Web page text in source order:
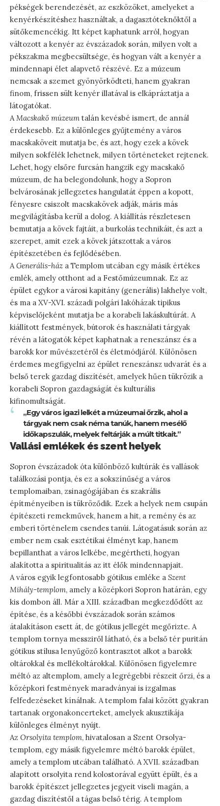
pékségek berendezését, az eszközöket, amelyeket a
kenyérkészítéshez használtak, a dagasztóteknőktől a
sütőkemencékig. Itt képet kaphatunk arról, hogyan
változott a kenyér az évszázadok során, milyen volt a
pékszakma megbecsültsége, és hogyan vált a kenyér a
mindennapi élet alapvető részévé. Ez a múzeum
nemcsak a szemet gyönyörködteti, hanem gyakran
finom, frissen sült kenyér illatával is elkápráztatja a
látogatókat.
AMacskakő múzeum talán kevésbé ismert, de annál
érdekesebb. Ez a különleges gyűjtemény a város
macskaköveit mutatja be, és azt, hogy ezek a kövek
milyen sokfélék lehetnek, milyen történeteket rejtenek.
Lehet, hogy elsőre furcsán hangzik egy macskakő
múzeum, de ha belegondolunk, hogy a Sopron
belvárosának jellegzetes hangulatát éppen a kopott,
fényesre csiszolt macskakövek adják, máris más
megvilágításba kerül a dolog. A kiállítás részletesen
bemutatja a kövek fajtáit, a burkolás technikáit, és azt a
szerepet, amit ezek a kövek játszottak a város
építészetében és fejlődésében.
AGenerális-ház a Templom utcában egy másik értékes
emlék, amely otthont ad a Festőmúzeumnak. Ez az
épület egykor a városi kapitány (generális) lakhelye volt,
és ma a XV-XVI. századi polgári lakóházak tipikus
képviselőjeként mutatja be a korabeli lakáskultúrát. A
kiállított festmények, bútorok és használati tárgyak
révén a látogatók képet kaphatnak a reneszánsz és a
barokk kor művészetéről és életmódjáról. Különösen
érdemes megfigyelni az épület reneszánsz udvarát és a
belső terek gazdag díszítését, amelyek hűen tükrözik a
korabeli Sopron gazdagságát és kulturális
kifinomultságát.
„Egy város igazi lelkét a múzeumai őrzik, ahol a
tárgyak nem csak néma tanúk, hanem mesélő
időkapszulák, melyek feltárják a múlt titkait.”
Vallási emlékek és szent helyek
Sopron évszázadok óta különböző kultúrák és vallások
találkozási pontja, és ez a sokszínűség a város
templomaiban, zsinagógájában és szakrális
építményeiben is tükröződik. Ezek a helyek nem csupán
építészeti remekművek, hanem a hit, a remény és az
emberi történelem csendes tanúi. Látogatásuk során az
ember nem csak esztétikai élményt kap, hanem
bepillanthat a város lelkébe, megértheti, hogyan
alakította a spiritualitás az itt élők mindennapjait.
A város egyik legfontosabb gótikus emléke a Szent
Mihály-templom, amely a középkori Sopron határán, egy
kis dombon áll. Már a XIII. században megkezdődött az
építése, és a későbbi évszázadok során számos
átalakításon esett át, de gótikus jellegét megőrizte. A
templom tornya messziről látható, és a belső tér puritán
gótikus stílusa lenyűgöző kontrasztot alkot a barokk
oltárokkal és mellékoltárokkal. Különösen figyelemre
méltó az altemplom, amely a legrégebbi részeit őrzi, és a
középkori festmények maradványai is izgalmas
felfedezéseket kínálnak. A templom falai között gyakran
tartanak orgonakoncerteket, amelyek akusztikája
különleges élményt nyújt.
Az Orsolyita templom, hivatalosan a Szent Orsolya-
templom, egy másik figyelemre méltó barokk épület,
amely a templom utcában található. A XVII. században
alapított orsolyita rend kolostorával együtt épült, és a
barokk építészet jellegzetes jegyeit viseli magán, a
gazdag díszítéstől a tágas belső térig. A templom